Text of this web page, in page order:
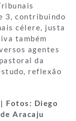
3, contribuindo
célere, justa
também
agentes
da
reflexão
Fotos: Diego
Aracaju